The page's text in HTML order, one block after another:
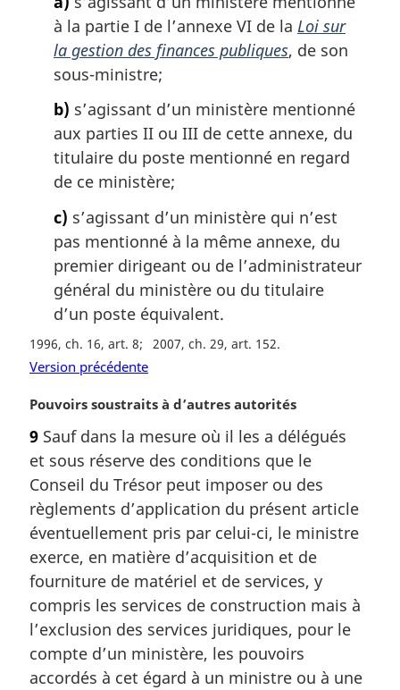
à la partie I de l’annexe VI de la Loi sur
la gestion des finances publiques, de son
sous-ministre;
b) s’agissant d’un ministère mentionné
aux parties II ou III de cette annexe, du
titulaire du poste mentionné en regard
de ce ministère;
c) s’agissant d’un ministère qui n’est
pas mentionné à la même annexe, du
premier dirigeant ou de l’administrateur
général du ministère ou du titulaire
d’un poste équivalent.
1996, ch. 16, art. 8 2007, ch. 29, art. 152
Version précédente
N
t
e
m
a
g
i
n
a
l
e
:
Pouvoirs soustraits à d’autres autorités
9 Sauf dans la mesure où il les a délégués
et sous réserve des conditions que le
Conseil du Trésor peut imposer ou des
règlements d’application du présent article
éventuellement pris par celui-ci, le ministre
exerce, en matière d’acquisition et de
fourniture de matériel et de services, y
compris les services de construction mais à
l’exclusion des services juridiques, pour le
compte d’un ministère, les pouvoirs
accordés à cet égard à un ministre ou à une